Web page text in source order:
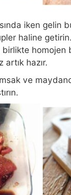
iken gelin
haline
homojen
hazır.
ve